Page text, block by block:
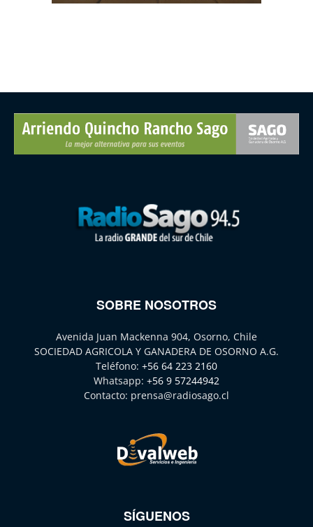
SOBRE NOSOTROS
Avenida Juan Mackenna 904, Osorno, Chile
SOCIEDAD AGRICOLA Y GANADERA DE OSORNO A.G.
Teléfono: +56 64 223 2160
Whatsapp: +56 9 57244942
Contacto: prensa@radiosago.cl
SÍGUENOS